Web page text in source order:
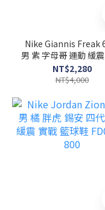
Nike Giannis Freak
男 紫 字母哥 運動 緩
包覆 籃球鞋 FJ7807-
NT$2,280
NT$4,000